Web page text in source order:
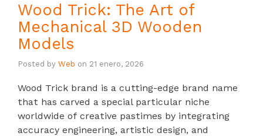
Wood Trick: The Art of
Mechanical 3D Wooden
Models
Posted by Web on 21 enero, 2026
Wood Trick brand is a cutting-edge brand name
that has carved a special particular niche
worldwide of creative pastimes by integrating
accuracy engineering, artistic design, and